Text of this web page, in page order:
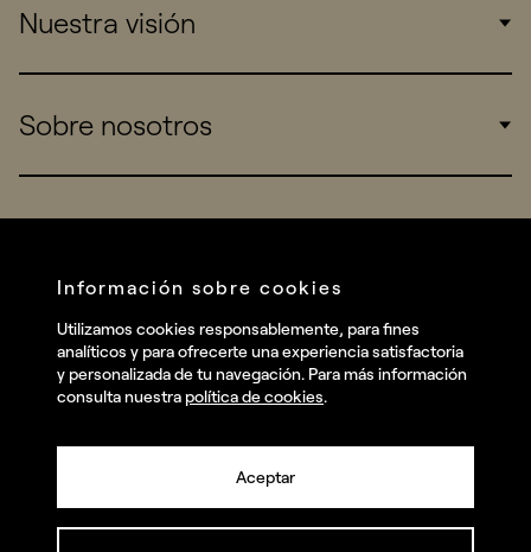
Consumers
Startups
Nuestra visión
Work
Sobre nosotros
Talent
Contact
Instagram
Facebook
Información sobre cookies
Utilizamos cookies responsablemente, para fines
analíticos y para ofrecerte una experiencia satisfactoria
y personalizada de tu navegación. Para más información
consulta nuestra política de cookies.
Aceptar